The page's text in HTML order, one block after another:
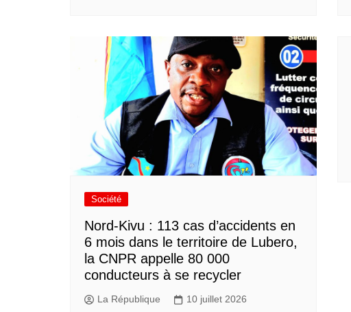
Société
Nord-Kivu : 113 cas d’accidents en
6 mois dans le territoire de Lubero,
la CNPR appelle 80 000
conducteurs à se recycler
La République 10 juillet 2026